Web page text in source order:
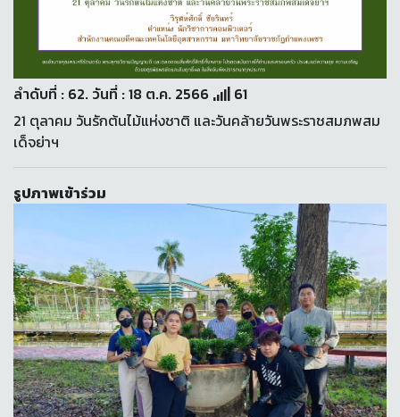
ลำดับที่ : 62. วันที่ : 18 ต.ค. 2566
61
21 ตุลาคม วันรักต้นไม้แห่งชาติ และวันคล้ายวันพระราชสมภพสม
เด็จย่าฯ
รูปภาพเข้าร่วม